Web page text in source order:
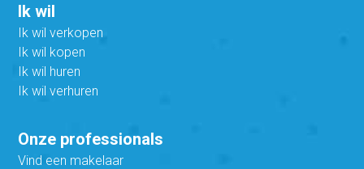
Ik wil
Ik wil verkopen
Ik wil kopen
Ik wil huren
Ik wil verhuren
Onze professionals
Vind een makelaar